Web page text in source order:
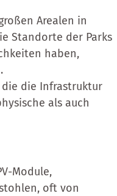
Arealen in
Standorte der Parks
haben,
die die Infrastruktur
als auch
Module,
oft von